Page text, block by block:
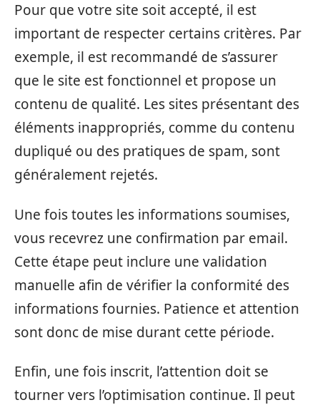
Pour que votre site soit accepté, il est
important de respecter certains critères. Par
exemple, il est recommandé de s’assurer
que le site est fonctionnel et propose un
contenu de qualité. Les sites présentant des
éléments inappropriés, comme du contenu
dupliqué ou des pratiques de spam, sont
généralement rejetés.
Une fois toutes les informations soumises,
vous recevrez une confirmation par email.
Cette étape peut inclure une validation
manuelle afin de vérifier la conformité des
informations fournies. Patience et attention
sont donc de mise durant cette période.
Enfin, une fois inscrit, l’attention doit se
tourner vers l’optimisation continue. Il peut